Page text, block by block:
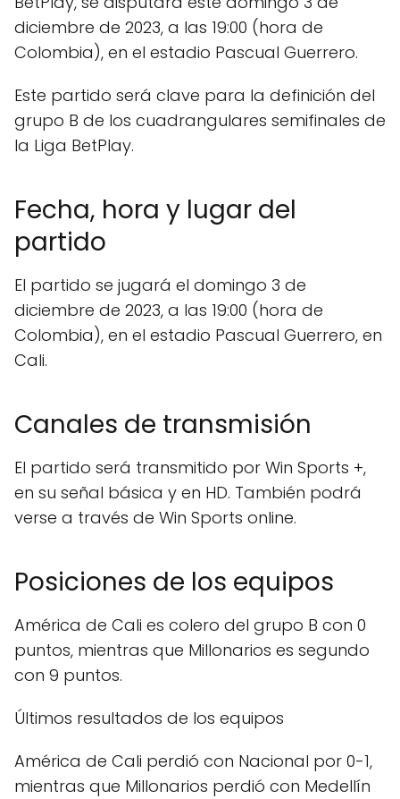
diciembre de 2023, a las 19:00 (hora de
Colombia), en el estadio Pascual Guerrero.
Este partido será clave para la definición del
grupo B de los cuadrangulares semifinales de
la Liga BetPlay.
Fecha, hora y lugar del
partido
El partido se jugará el domingo 3 de
diciembre de 2023, a las 19:00 (hora de
Colombia), en el estadio Pascual Guerrero, en
Cali.
Canales de transmisión
El partido será transmitido por Win Sports +,
en su señal básica y en HD. También podrá
verse a través de Win Sports online.
Posiciones de los equipos
América de Cali es colero del grupo B con 0
puntos, mientras que Millonarios es segundo
con 9 puntos.
Últimos resultados de los equipos
América de Cali perdió con Nacional por 0-1,
mientras que Millonarios perdió con Medellín